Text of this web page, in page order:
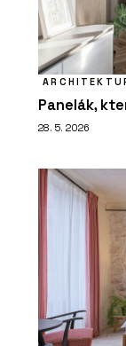
Panelák,
28. 5. 2026